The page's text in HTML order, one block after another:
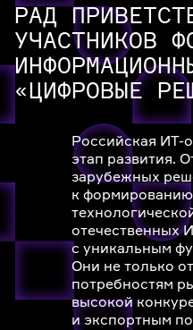
РАД
УЧАСТНИКОВ
«ЦИФРОВЫЕ
Российская ИТ-
этап развития.
зарубежных
к
отечественных
с уникальным
Они не только
потребностям
высокой
и экспортным